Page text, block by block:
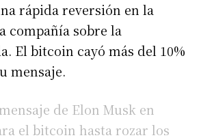
rápida reversión en la
compañía sobre la
El bitcoin cayó más del 10%
mensaje.
de Elon Musk en
el bitcoin hasta rozar los